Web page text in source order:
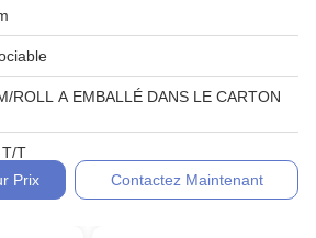
ROLL A EMBALLÉ DANS LE CARTON
T/T
Prix
Contactez Maintenant